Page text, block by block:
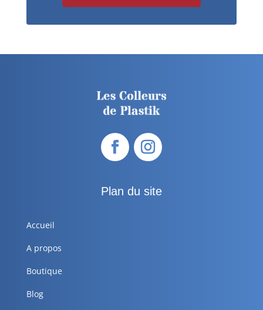
Plan du site
Accueil
A propos
Boutique
Blog